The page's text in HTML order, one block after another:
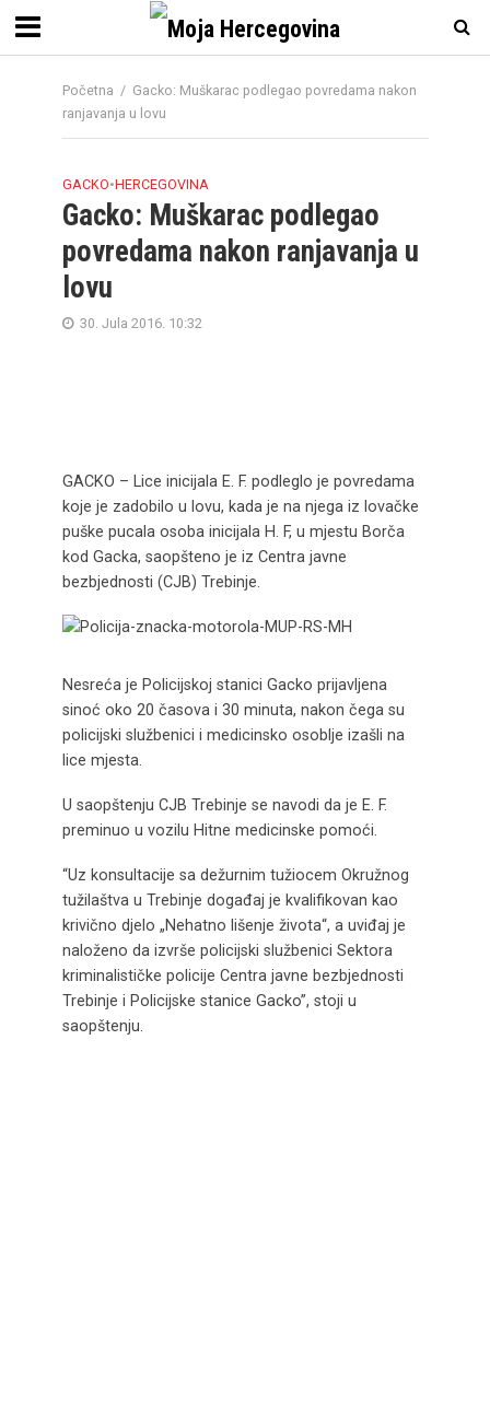
Početna / Gacko: Muškarac podlegao povredama nakon
ranjavanja u lovu
GACKO•HERCEGOVINA
Gacko: Muškarac podlegao
povredama nakon ranjavanja u
lovu
30. Jula 2016. 10:32
GACKO – Lice inicijala E. F. podleglo je povredama
koje je zadobilo u lovu, kada je na njega iz lovačke
puške pucala osoba inicijala H. F, u mjestu Borča
kod Gacka, saopšteno je iz Centra javne
bezbjednosti (CJB) Trebinje.
Nesreća je Policijskoj stanici Gacko prijavljena
sinoć oko 20 časova i 30 minuta, nakon čega su
policijski službenici i medicinsko osoblje izašli na
lice mjesta.
U saopštenju CJB Trebinje se navodi da je E. F.
preminuo u vozilu Hitne medicinske pomoći.
“Uz konsultacije sa dežurnim tužiocem Okružnog
tužilaštva u Trebinje događaj je kvalifikovan kao
krivično djelo „Nehatno lišenje života“, a uviđaj je
naloženo da izvrše policijski službenici Sektora
kriminalističke policije Centra javne bezbjednosti
Trebinje i Policijske stanice Gacko”, stoji u
saopštenju.